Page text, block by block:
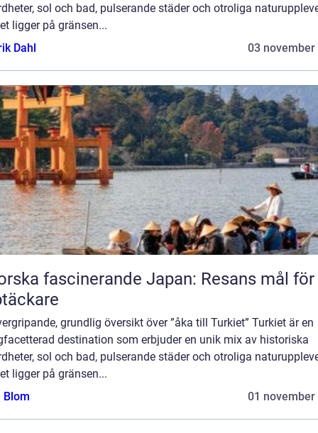
sol och bad, pulserande städer och otroliga
ligger på gränsen...
Dahl
03 november
fascinerande Japan: Resans mål för
grundlig översikt över ”åka till Turkiet” Turkiet är en
destination som erbjuder en unik mix av historiska
sol och bad, pulserande städer och otroliga
ligger på gränsen...
Blom
01 november